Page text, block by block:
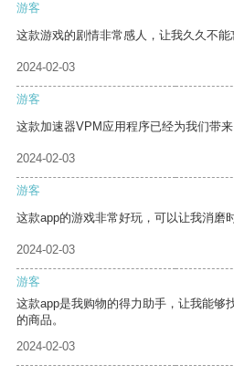
游客
这款游戏的剧情非常感人，让我久久不能
2024-02-03
游客
这款加速器VPM应用程序已经为我们带来
2024-02-03
游客
这款app的游戏非常好玩，可以让我消磨时
2024-02-03
游客
这款app是我购物的得力助手，让我能够
的商品。
2024-02-03